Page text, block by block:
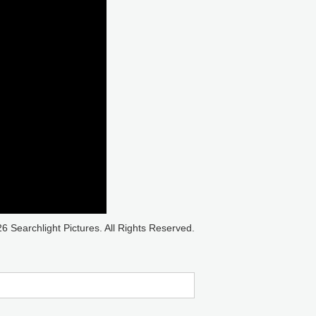
Searchlight Pictures. All Rights Reserved.